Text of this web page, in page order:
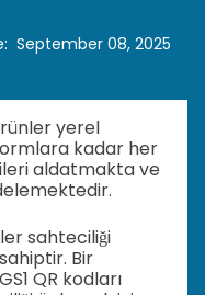
: September 08, 2025
yerel
kadar her
aldatmakta ve
sahteciliği
Bir
QR kodları